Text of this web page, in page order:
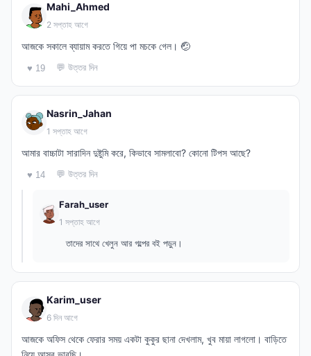
Mahi_Ahmed
2 সপ্তাহ আগে
আজকে সকালে ব্যায়াম করতে গিয়ে পা মচকে গেল। 🤕
♥ 19 💬 উত্তর দিন
Nasrin_Jahan
1 সপ্তাহ আগে
আমার বাচ্চাটা সারাদিন দুষ্টুমি করে, কিভাবে সামলাবো? কোনো টিপস আছে?
♥ 14 💬 উত্তর দিন
Farah_user
1 সপ্তাহ আগে
তাদের সাথে খেলুন আর গল্পের বই পড়ুন।
Karim_user
6 দিন আগে
আজকে অফিস থেকে ফেরার সময় একটা কুকুর ছানা দেখলাম, খুব মায়া লাগলো। বাড়িতে